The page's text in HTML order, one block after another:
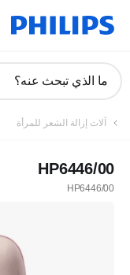
دعم
ما الذي تبحث عنه؟
آلات إزالة الشعر للمرأة
HP6446/00
HP6446/00